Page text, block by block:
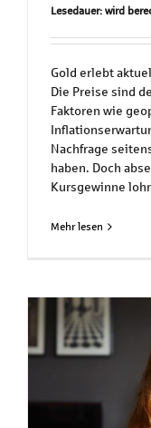
Lesedauer: wird
Gold erlebt
Die Preise sind
Faktoren wie
Nachfrage
haben. Doch
Kursgewinne
Mehr lesen